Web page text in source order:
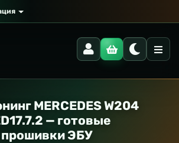
MERCEDES W204
— готовые
прошивки ЭБУ